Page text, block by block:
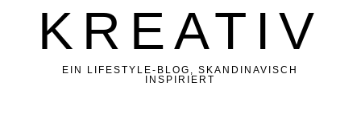
KREATIV
EIN LIFESTYLE-BLOG, SKANDINAVISCH
INSPIRIERT